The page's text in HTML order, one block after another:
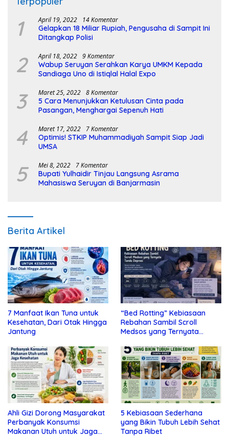
1 April 19, 2022 14 Komentar
Gelapkan 18 Miliar Rupiah, Pengusaha di Sampit Ini
Ditangkap Polisi
2 April 18, 2022 9 Komentar
Wabup Seruyan Serahkan Karya UMKM Kepada
Sandiaga Uno di Istiqlal Halal Expo
3 Maret 25, 2022 8 Komentar
5 Cara Menunjukkan Ketulusan Cinta pada
Pasangan, Menghargai Sepenuh Hati
4 Maret 17, 2022 7 Komentar
Optimis! STKIP Muhammadiyah Sampit Siap Jadi
UMSA
5 Mei 8, 2022 7 Komentar
Bupati Yulhaidir Tinjau Langsung Asrama
Mahasiswa Seruyan di Banjarmasin
Berita Artikel
7 Manfaat Ikan Tuna untuk
Kesehatan, Dari Otak Hingga
Jantung
“Bed Rotting” Kebiasaan
Rebahan Sambil Scroll
Medsos yang Ternyata
Ahli Gizi Dorong Masyarakat
Perbanyak Konsumsi
Makanan Utuh untuk Jaga
5 Kebiasaan Sederhana
yang Bikin Tubuh Lebih Sehat
Tanpa Ribet